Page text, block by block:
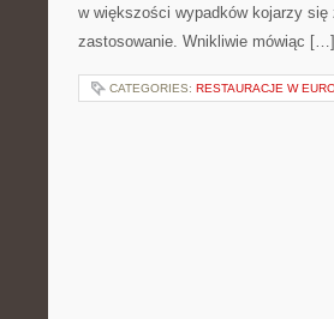
w większości wypadków kojarzy
zastosowanie. Wnikliwie mówiąc […]
CATEGORIES: RESTAURACJE W